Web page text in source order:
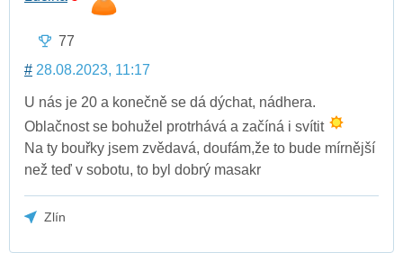
77
# 28.08.2023, 11:17
U nás je 20 a konečně se dá dýchat, nádhera.
Oblačnost se bohužel protrhává a začíná i svítit
Na ty bouřky jsem zvědavá, doufám,že to bude mírnější
než teď v sobotu, to byl dobrý masakr
Zlín